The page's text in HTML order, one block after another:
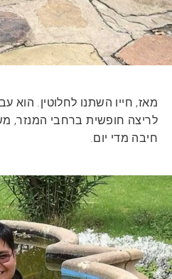
מאז, חייו השתנו לחלוטין. הוא
לריצה חופשית ברחבי המנזר,
חיבה מדי יום.